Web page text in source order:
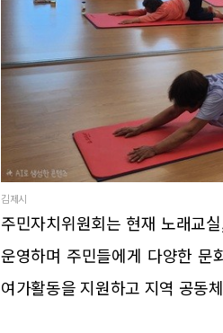
김제시
주민자치위원회는 현재 노래교
운영하며 주민들에게 다양한 문
여가활동을 지원하고 지역 공동